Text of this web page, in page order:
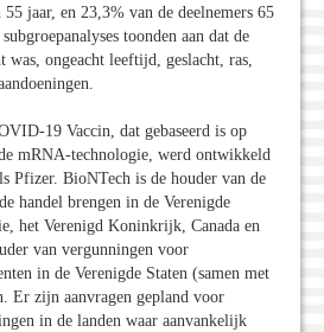
55 jaar, en 23,3% van de deelnemers 65
toonden aan dat de
was, ongeacht leeftijd, geslacht, ras,
19 Vaccin, dat gebaseerd is op
mRNA-technologie, werd ontwikkeld
Pfizer. BioNTech is de houder van de
handel brengen in de Verenigde
het Verenigd Koninkrijk, Canada en
van vergunningen voor
in de Verenigde Staten (samen met
Er zijn aanvragen gepland voor
in de landen waar aanvankelijk